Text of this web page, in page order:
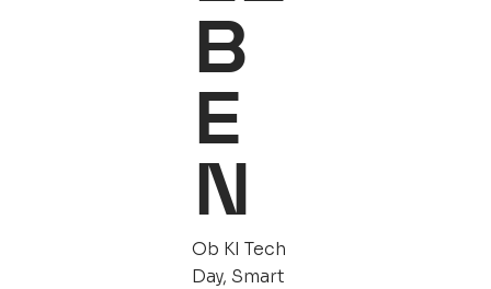
B
E
N
Ob KI Tech
Day, Smart